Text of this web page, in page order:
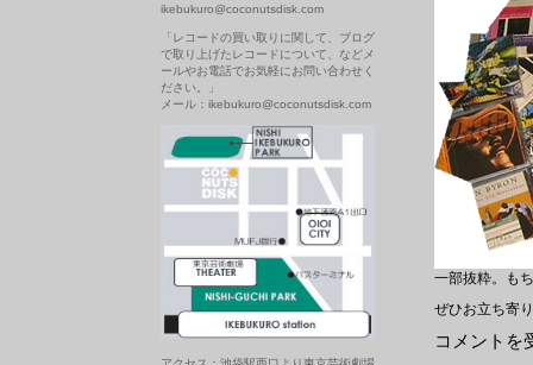
一部抜粋。も
ぜひお立ち寄
5/1（金）
コメントを
ikebukuro@coconutsdisk.com
「レコードの買い取りに関して、ブログ
で取り上げたレコードについて、などメ
ールやお電話でお気軽にお問い合わせく
ださい。」
メール：ikebukuro@coconutsdisk.com